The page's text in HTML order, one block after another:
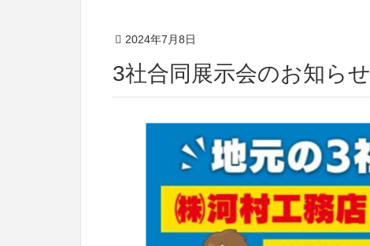
2024年7月8日
3社合同展示会のお知らせ